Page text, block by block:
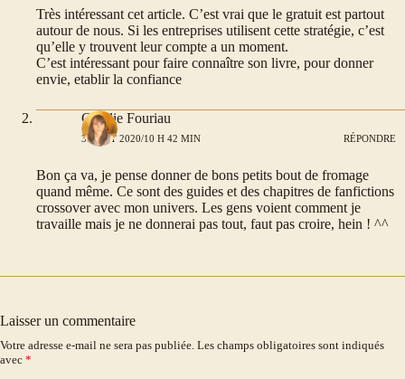
Très intéressant cet article. C’est vrai que le gratuit est partout
autour de nous. Si les entreprises utilisent cette stratégie, c’est
qu’elle y trouvent leur compte a un moment.
C’est intéressant pour faire connaître son livre, pour donner
envie, etablir la confiance
Coralie Fouriau
3 AOÛT 2020/10 H 42 MIN RÉPONDRE
Bon ça va, je pense donner de bons petits bout de fromage
quand même. Ce sont des guides et des chapitres de fanfictions
crossover avec mon univers. Les gens voient comment je
travaille mais je ne donnerai pas tout, faut pas croire, hein ! ^^
Laisser un commentaire
Votre adresse e-mail ne sera pas publiée. Les champs obligatoires sont indiqués
avec *